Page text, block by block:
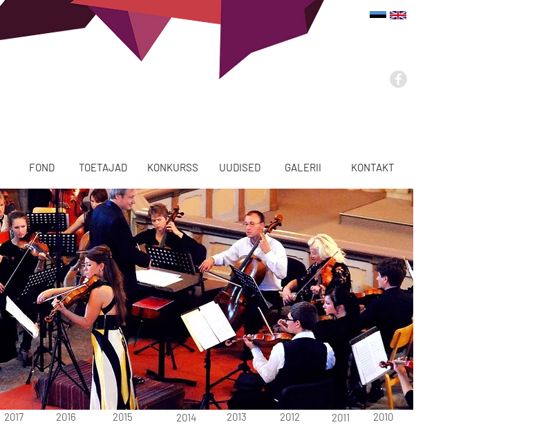
FOND TOETAJAD KONKURSS UUDISED GALERII KONTAKT
2016
2017 2015 2013 2012 2011 2010
2014